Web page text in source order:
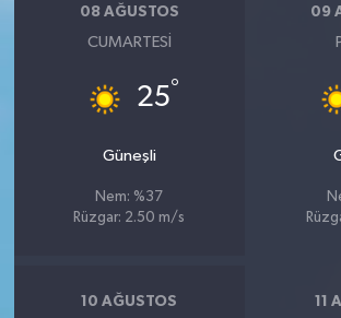
08 AĞUSTOS
CUMARTESI
25°
Güneşli
Nem: %37
Rüzgar: 2.50 m/s
09
10 AĞUSTOS 11